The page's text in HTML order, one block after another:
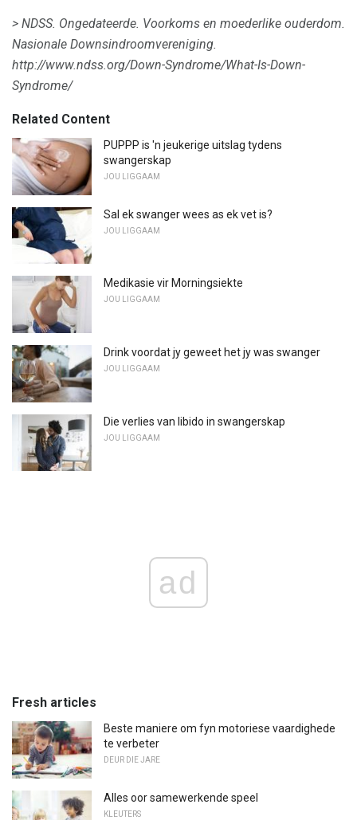
> NDSS. Ongedateerde. Voorkoms en moederlike ouderdom.
Nasionale Downsindroomvereniging.
http://www.ndss.org/Down-Syndrome/What-Is-Down-
Syndrome/
Related Content
PUPPP is 'n jeukerige uitslag tydens
swangerskap
JOU LIGGAAM
Sal ek swanger wees as ek vet is?
JOU LIGGAAM
Medikasie vir Morningsiekte
JOU LIGGAAM
Drink voordat jy geweet het jy was swanger
JOU LIGGAAM
Die verlies van libido in swangerskap
JOU LIGGAAM
ad
Fresh articles
Beste maniere om fyn motoriese vaardighede
te verbeter
DEUR DIE JARE
Alles oor samewerkende speel
KLEUTERS